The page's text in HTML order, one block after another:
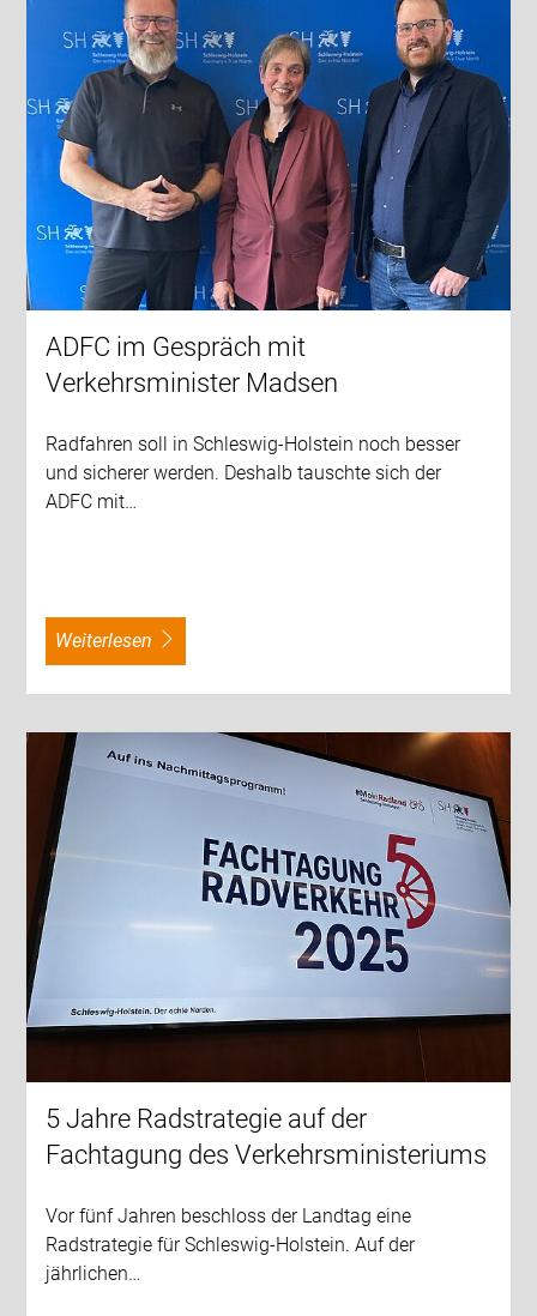
ADFC im Gespräch mit
Verkehrsminister Madsen
Radfahren soll in Schleswig-Holstein noch besser
und sicherer werden. Deshalb tauschte sich der
ADFC mit…
weiterlesen
5 Jahre Radstrategie auf der
Fachtagung des Verkehrsministeriums
Vor fünf Jahren beschloss der Landtag eine
Radstrategie für Schleswig-Holstein. Auf der
jährlichen…